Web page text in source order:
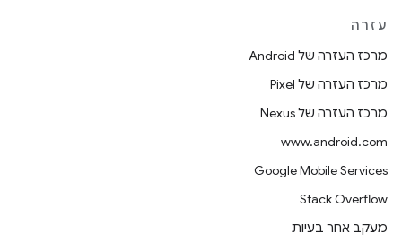
עזרה
מרכז העזרה של Android
מרכז העזרה של Pixel
מרכז העזרה של Nexus
www.android.com
Google Mobile Services
Stack Overflow
מעקב אחר בעיות